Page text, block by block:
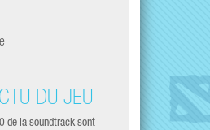
DU JEU
de la soundtrack sont
LES
15-06-2020 - The